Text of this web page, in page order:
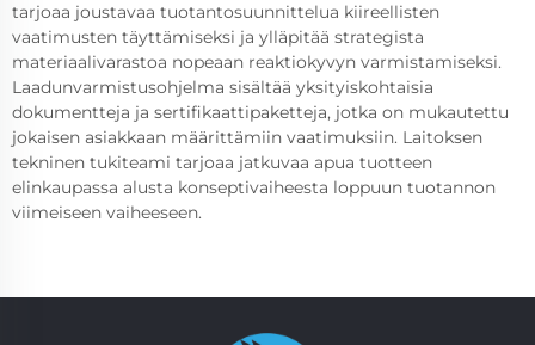
tarjoaa joustavaa tuotantosuunnittelua kiireellisten
vaatimusten täyttämiseksi ja ylläpitää strategista
materiaalivarastoa nopeaan reaktiokyvyn varmistamiseksi.
Laadunvarmistusohjelma sisältää yksityiskohtaisia
dokumentteja ja sertifikaattipaketteja, jotka on mukautettu
jokaisen asiakkaan määrittämiin vaatimuksiin. Laitoksen
tekninen tukiteami tarjoaa jatkuvaa apua tuotteen
elinkaupassa alusta konseptivaiheesta loppuun tuotannon
viimeiseen vaiheeseen.